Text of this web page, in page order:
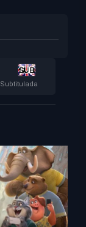
Subtitulada